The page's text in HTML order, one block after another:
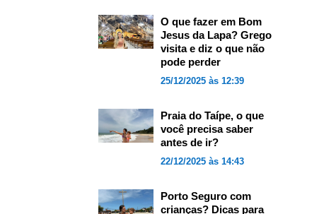
O que fazer em Bom
Jesus da Lapa? Grego
visita e diz o que não
pode perder
25/12/2025 às 12:39
Praia do Taípe, o que
você precisa saber
antes de ir?
22/12/2025 às 14:43
Porto Seguro com
crianças? Dicas para